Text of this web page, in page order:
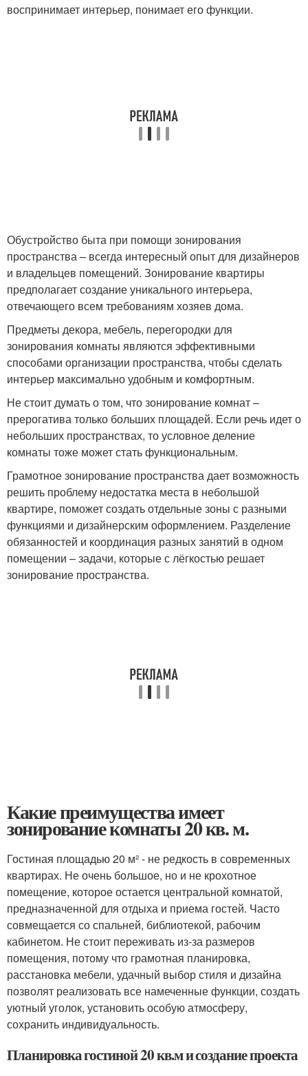
воспринимает интерьер, понимает его функции.
Обустройство быта при помощи зонирования
пространства – всегда интересный опыт для дизайнеров
и владельцев помещений. Зонирование квартиры
предполагает создание уникального интерьера,
отвечающего всем требованиям хозяев дома.
Предметы декора, мебель, перегородки для
зонирования комнаты являются эффективными
способами организации пространства, чтобы сделать
интерьер максимально удобным и комфортным.
Не стоит думать о том, что зонирование комнат –
прерогатива только больших площадей. Если речь идет о
небольших пространствах, то условное деление
комнаты тоже может стать функциональным.
Грамотное зонирование пространства дает возможность
решить проблему недостатка места в небольшой
квартире, поможет создать отдельные зоны с разными
функциями и дизайнерским оформлением. Разделение
обязанностей и координация разных занятий в одном
помещении – задачи, которые с лёгкостью решает
зонирование пространства.
Какие преимущества имеет
зонирование комнаты 20 кв. м.
Гостиная площадью 20 м² - не редкость в современных
квартирах. Не очень большое, но и не крохотное
помещение, которое остается центральной комнатой,
предназначенной для отдыха и приема гостей. Часто
совмещается со спальней, библиотекой, рабочим
кабинетом. Не стоит переживать из-за размеров
помещения, потому что грамотная планировка,
расстановка мебели, удачный выбор стиля и дизайна
позволят реализовать все намеченные функции, создать
уютный уголок, установить особую атмосферу,
сохранить индивидуальность.
Планировка гостиной 20 кв.м и создание проекта